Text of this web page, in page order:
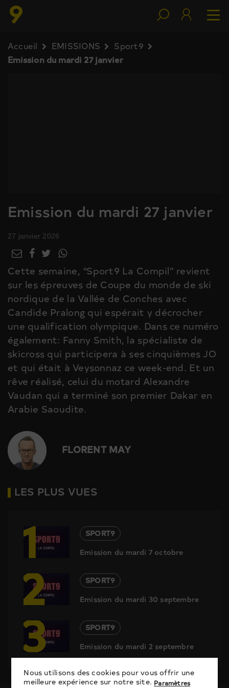
Accueil EMISSIONS
Sport9
Emission du mardi 27 janvier
Emission du mardi 27 janvier
27 janvier 2026
Cette semaine, “Sport9 La Compil” revient
sur les épreuves de Coupe du monde de ski
nordique de la Vallée de Conches avec
Candide Pralong qui espérait y décrocher
une qualification olympique. Dans ce numéro
également: Fanny Smith, la spécialiste de
skicross qui participera à ses cinquièmes JO
et qui était à Veysonnaz ce week-end. Et un
rêve réalisé, celui du motard Alexandre
Vaudan qui a terminé son premier Dakar en
Arabie Saoudite.
FLORENT MAY
LES PLUS VUES
1
SPORT9
Emission du mardi 7 octobre
2
SPORT9
Emission du mardi 30 septembre
3
SPORT9
Emission du mardi 2 septembre
Nous utilisons des cookies pour vous offrir une
meilleure expérience sur notre site. Paramètres